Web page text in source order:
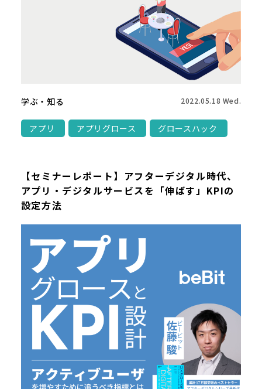
学ぶ・知る 2022.05.18 Wed.
アプリ アプリグロース グロースハック
【セミナーレポート】アフターデジタル時代、
アプリ・デジタルサービスを「伸ばす」KPIの
設定方法